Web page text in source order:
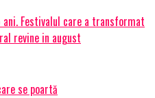
ani. Festivalul care a transformat
revine in august
se poartă